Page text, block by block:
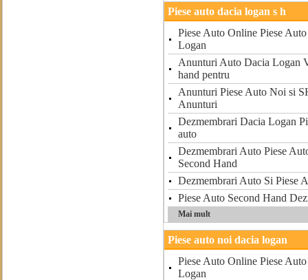
Piese auto dacia logan s h
Piese Auto Online Piese
Logan
Anunturi Auto Dacia Logan
hand pentru
Anunturi Piese Auto Noi si
Anunturi
Dezmembrari Dacia Logan
auto
Dezmembrari Auto Piese
Second Hand
Dezmembrari Auto Si Piese
Piese Auto Second Hand
Mai mult
Piese auto noi dacia logan
Piese Auto Online Piese
Logan